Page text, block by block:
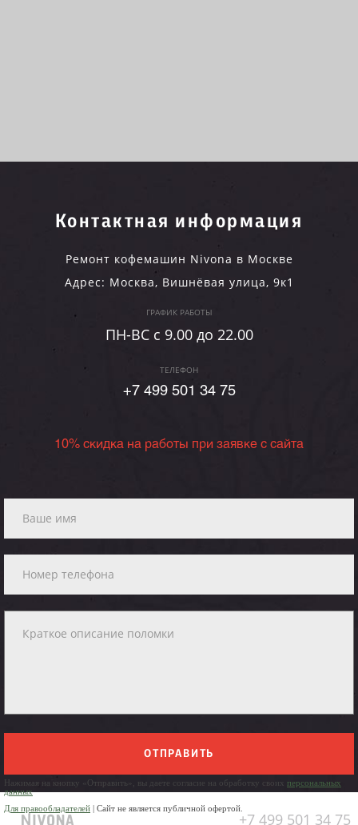
Контактная информация
Ремонт кофемашин Nivona в Москве
Адрес: Москва, Вишнёвая улица, 9к1
ГРАФИК РАБОТЫ
ПН-ВC c 9.00 до 22.00
ТЕЛЕФОН
+7 499 501 34 75
10% скидка на работы при заявке с сайта
ОТПРАВИТЬ
Нажимая на кнопку «Отправить», вы даете согласие на обработку своих персональных
данных
Для правообладателей | Сайт не является публичной офертой.
+7 499 501 34 75